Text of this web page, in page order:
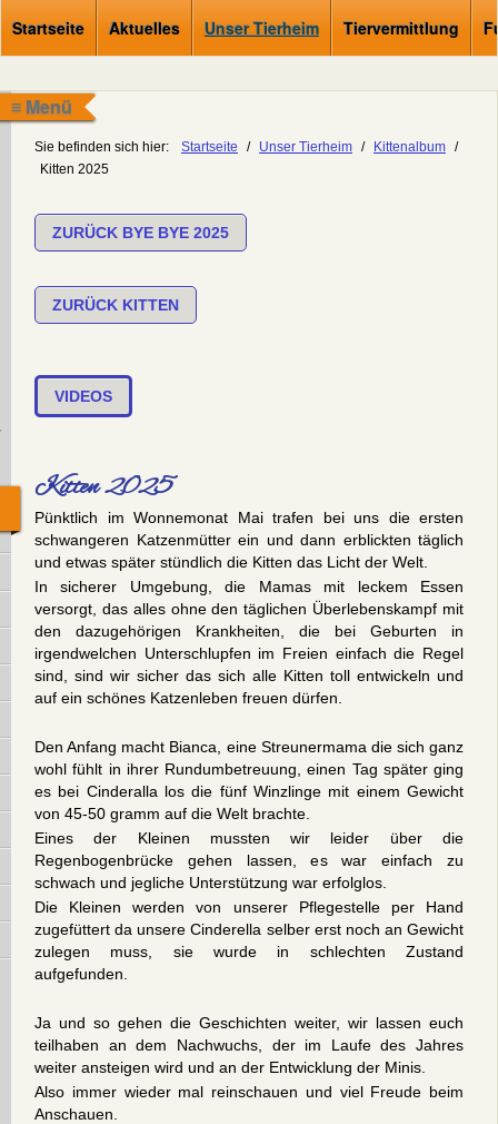
Startseite Aktuelles Unser Tierheim Tiervermittlung
≡ Menü
Sie befinden sich hier: Startseite / Unser Tierheim / Kittenalbum /
Kitten 2025
ZURÜCK BYE BYE 2025
ZURÜCK KITTEN
VIDEOS
Kitten 2025
Pünktlich im Wonnemonat Mai trafen bei uns die ersten
schwangeren Katzenmütter ein und dann erblickten täglich
und etwas später stündlich die Kitten das Licht der Welt.
In sicherer Umgebung, die Mamas mit leckem Essen
versorgt, das alles ohne den täglichen Überlebenskampf mit
den dazugehörigen Krankheiten, die bei Geburten in
irgendwelchen Unterschlupfen im Freien einfach die Regel
sind, sind wir sicher das sich alle Kitten toll entwickeln und
auf ein schönes Katzenleben freuen dürfen.
Den Anfang macht Bianca, eine Streunermama die sich ganz
wohl fühlt in ihrer Rundumbetreuung, einen Tag später ging
es bei Cinderalla los die fünf Winzlinge mit einem Gewicht
von 45-50 gramm auf die Welt brachte.
Eines der Kleinen mussten wir leider über die
Regenbogenbrücke gehen lassen, es war einfach zu
schwach und jegliche Unterstützung war erfolglos.
Die Kleinen werden von unserer Pflegestelle per Hand
zugefüttert da unsere Cinderella selber erst noch an Gewicht
zulegen muss, sie wurde in schlechten Zustand
aufgefunden.
Ja und so gehen die Geschichten weiter, wir lassen euch
teilhaben an dem Nachwuchs, der im Laufe des Jahres
weiter ansteigen wird und an der Entwicklung der Minis.
Also immer wieder mal reinschauen und viel Freude beim
Anschauen.